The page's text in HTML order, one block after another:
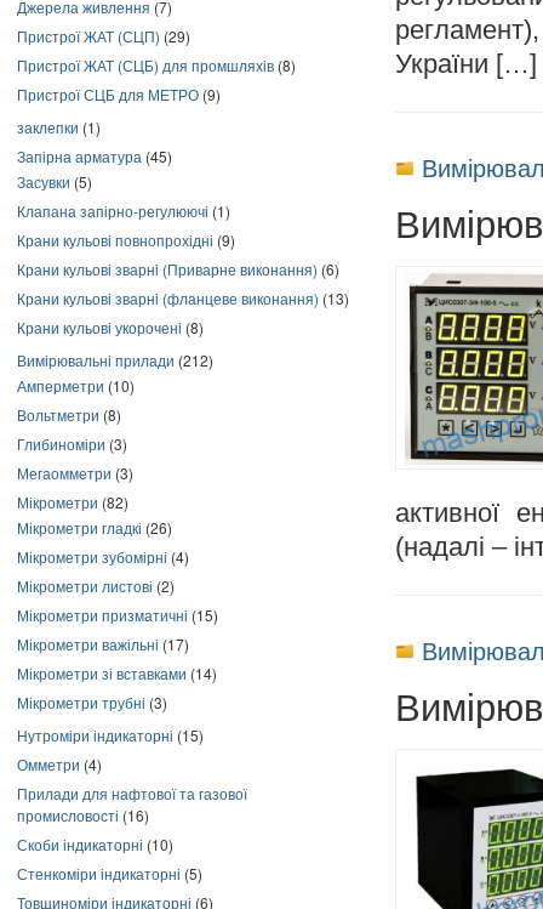
Джерела живлення (7)
Пристрої ЖАТ (СЦП) (29)
Пристрої ЖАТ (СЦБ) для промшляхів (8)
Пристрої СЦБ для МЕТРО (9)
заклепки (1)
Запірна арматура (45)
Засувки (5)
Клапана запірно-регулюючі (1)
Крани кульові повнопрохідні (9)
Крани кульові зварні (Приварне виконання) (6)
Крани кульові зварні (фланцеве виконання) (13)
Крани кульові укорочені (8)
Вимірювальні прилади (212)
Амперметри (10)
Вольтметри (8)
Глибиноміри (3)
Мегаомметри (3)
Мікрометри (82)
Мікрометри гладкі (26)
Мікрометри зубомірні (4)
Мікрометри листові (2)
Мікрометри призматичні (15)
Мікрометри важільні (17)
Мікрометри зі вставками (14)
Мікрометри трубні (3)
Нутроміри індикаторні (15)
Омметри (4)
Прилади для нафтової та газової
промисловості (16)
Скоби індикаторні (10)
Стенкоміри індикаторні (5)
Товщиноміри індикаторні (6)
України […]
активної
(надалі –